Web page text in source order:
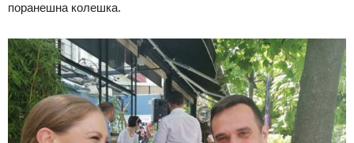
поранешна колешка.